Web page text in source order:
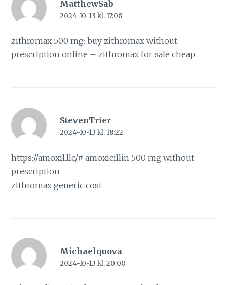
MatthewSab
2024-10-13 kl. 17:08
zithromax 500 mg:buy zithromax without
prescription online – zithromax for sale cheap
StevenTrier
2024-10-13 kl. 18:22
https://amoxil.llc/# amoxicillin 500 mg without
prescription
zithromax generic cost
Michaelquova
2024-10-13 kl. 20:00